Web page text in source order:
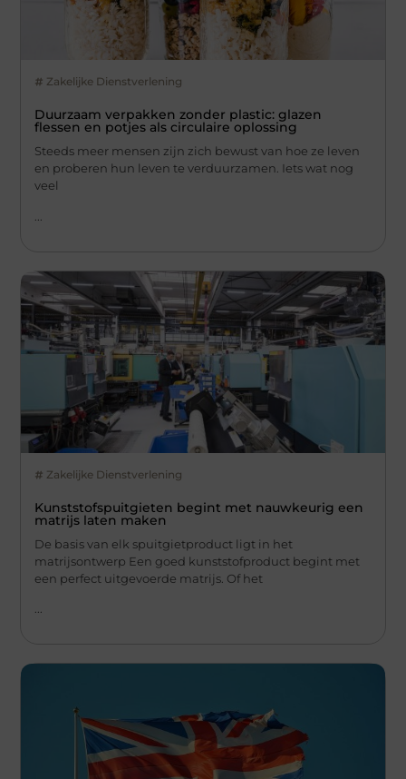
Zakelijke Dienstverlening
Duurzaam verpakken zonder plastic: glazen
flessen en potjes als circulaire oplossing
Steeds meer mensen zijn zich bewust van hoe ze leven
en proberen hun leven te verduurzamen. Iets wat nog
veel
Zakelijke Dienstverlening
Kunststofspuitgieten begint met nauwkeurig een
matrijs laten maken
De basis van elk spuitgietproduct ligt in het
matrijsontwerp Een goed kunststofproduct begint met
een perfect uitgevoerde matrijs. Of het